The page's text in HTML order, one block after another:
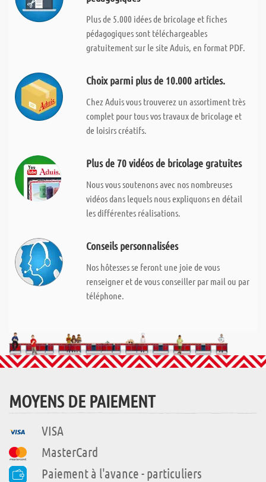
Plus de 5.000 idées de bricolage et fiches
pédagogiques sont téléchargeables
gratuitement sur le site Aduis, en format PDF.
Choix parmi plus de 10.000 articles.
Chez Aduis vous trouverez un assortiment très
complet pour tous vos travaux de bricolage et
de loisirs créatifs.
Plus de 70 vidéos de bricolage gratuites
Nous vous soutenons avec nos nombreuses
vidéos dans lequels nous expliquons en détail
les différentes réalisations.
Conseils personnalisées
Nos hôtesses se feront une joie de vous
renseigner et de vous conseiller par mail ou par
téléphone.
MOYENS DE PAIEMENT
VISA
MasterCard
Paiement à l'avance - particuliers